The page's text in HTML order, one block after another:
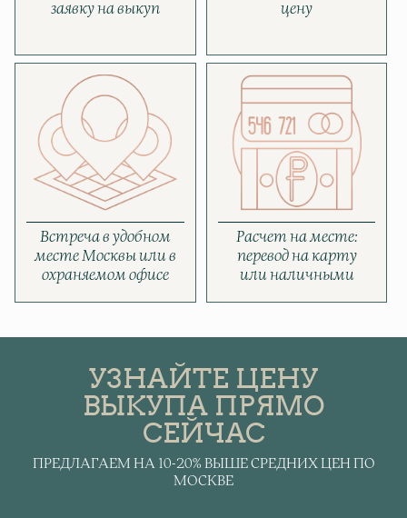
заявку на выкуп
цену
Встреча в удобном
месте Москвы или в
охраняемом офисе
Расчет на месте:
перевод на карту
или наличными
УЗНАЙТЕ ЦЕНУ
ВЫКУПА ПРЯМО
СЕЙЧАС
ПРЕДЛАГАЕМ НА 10-20% ВЫШЕ СРЕДНИХ ЦЕН ПО
МОСКВЕ